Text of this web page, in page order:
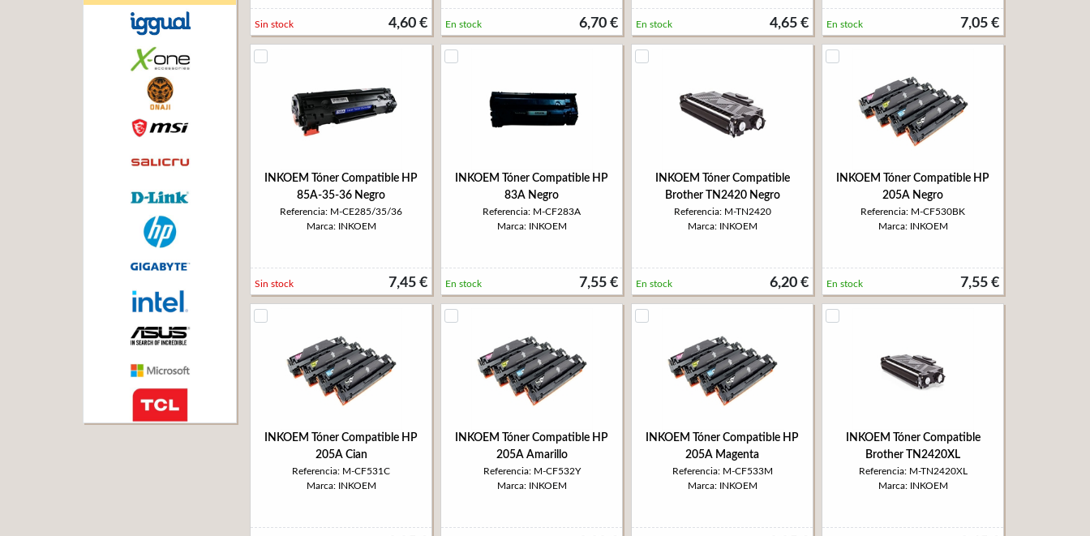
4,60 €
Sin stock 6,70 €
En stock 4,65 €
En stock 7,05 €
En stock
INKOEM Tóner Compatible HP
85A-35-36 Negro
Referencia: M-CE285/35/36
Marca: INKOEM
7,45 €
Sin stock
INKOEM Tóner Compatible HP
83A Negro
Referencia: M-CF283A
Marca: INKOEM
7,55 €
En stock
INKOEM Tóner Compatible
Brother TN2420 Negro
Referencia: M-TN2420
Marca: INKOEM
6,20 €
En stock
INKOEM Tóner Compatible HP
205A Negro
Referencia: M-CF530BK
Marca: INKOEM
7,55 €
En stock
INKOEM Tóner Compatible HP
205A Cian
Referencia: M-CF531C
Marca: INKOEM
INKOEM Tóner Compatible HP
205A Amarillo
Referencia: M-CF532Y
Marca: INKOEM
INKOEM Tóner Compatible HP
205A Magenta
Referencia: M-CF533M
Marca: INKOEM
INKOEM Tóner Compatible
Brother TN2420XL
Referencia: M-TN2420XL
Marca: INKOEM